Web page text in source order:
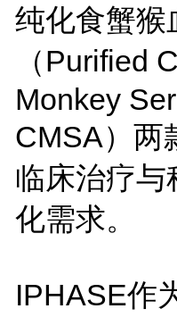
纯化食蟹猴
（Purified
Monkey
CMSA）两
临床治疗与
化需求。
IPHASE作